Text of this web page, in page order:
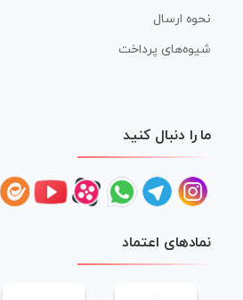
نحوه ارسال
شیوه‌های پرداخت
ما را دنبال کنید
نمادهای اعتماد